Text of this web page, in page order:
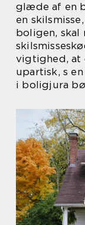
glæde af en
en
boligen, skal
vigtighed, at
upartisk, s
i boligjura